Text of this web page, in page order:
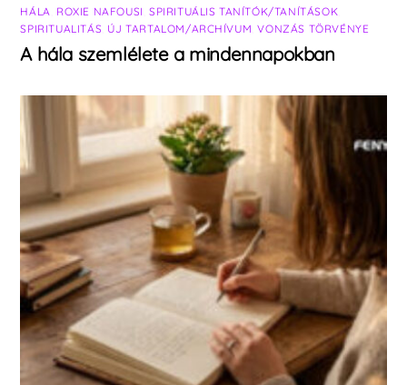
HÁLA ROXIE NAFOUSI SPIRITUÁLIS TANÍTÓK/TANÍTÁSOK
SPIRITUALITÁS ÚJ TARTALOM/ARCHÍVUM ,VONZÁS TÖRVÉNYE
A hála szemlélete a mindennapokban